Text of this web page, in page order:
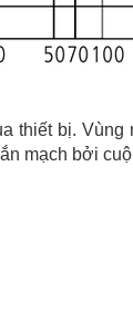
thiết bị.
mạch bởi